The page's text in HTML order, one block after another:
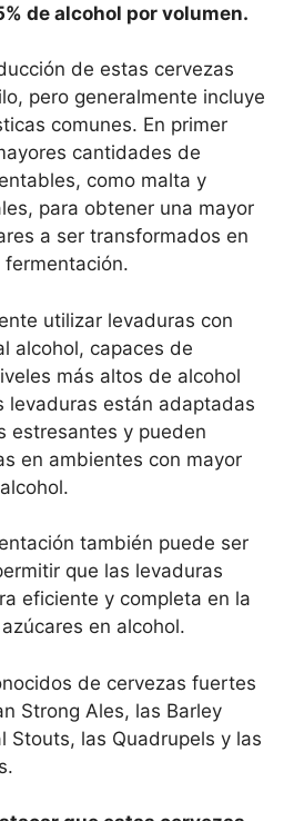
de alcohol por volumen.
de estas cervezas
pero generalmente incluye
comunes. En primer
cantidades de
como malta y
para obtener una mayor
a ser transformados en
utilizar levaduras con
alcohol, capaces de
más altos de alcohol
levaduras están adaptadas
estresantes y pueden
en ambientes con mayor
también puede ser
que las levaduras
eficiente y completa en la
en alcohol.
de cervezas fuertes
Strong Ales, las Barley
Stouts, las Quadrupels y las